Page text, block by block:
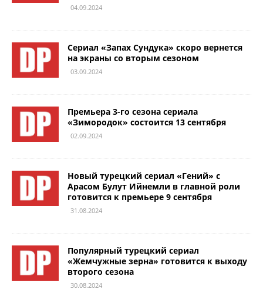
04.09.2024
Сериал «Запах Сундука» скоро вернется
на экраны со вторым сезоном
03.09.2024
Премьера 3-го сезона сериала
«Зимородок» состоится 13 сентября
02.09.2024
Новый турецкий сериал «Гений» с
Арасом Булут Ийнемли в главной роли
готовится к премьере 9 сентября
31.08.2024
Популярный турецкий сериал
«Жемчужные зерна» готовится к выходу
второго сезона
30.08.2024